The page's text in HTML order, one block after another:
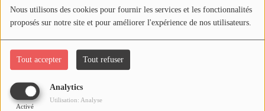
Nous utilisons des cookies pour fournir les services et les fonctionnalités
proposés sur notre site et pour améliorer l'expérience de nos utilisateurs.
Tout accepter Tout refuser
Analytics
Activé
Utilisation: Analyse
Médias
PODCASTS
Agenda
Oups, vous avez
rencontré une erreur.
Il semble que la page que vous recherchez n’existe plus.